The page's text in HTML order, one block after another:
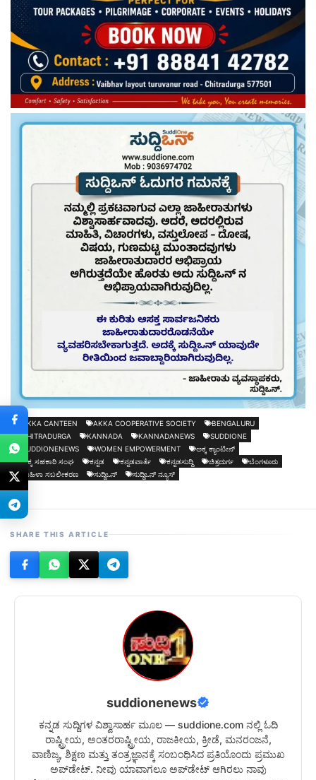
AKKA CANTEEN AKKA COOPERATIVE SOCIETY
BENGALURU
CHITRADURGA
KANNADA KANNADANEWS
SUDDIONE
SUDDIONENEWS
WOMEN EMPOWERMENT
ಅಕ್ಕ ಕ್ಯಾಂಟೀನ್
ಅಕ್ಕ ಸಹಕಾರಿ ಸಂಘ
ಕನ್ನಡ ಕನ್ನಡವಾರ್ತೆ ಕನ್ನಡಸುದ್ದಿ ಚಿತ್ರದುರ್ಗ
ಬೆಂಗಳೂರು
ಮಹಿಳಾ ಸಬಲೀಕರಣ
ಸುದ್ದಿಒನ್ ಸುದ್ದಿಒನ್ ನ್ಯೂಸ್
SHARE THIS ARTICLE
suddionenews
ಕನ್ನಡ ಸುದ್ದಿಗಳ ವಿಶ್ವಾಸಾರ್ಹ ಮೂಲ — suddione.com ನಲ್ಲಿ ಓದಿ
ರಾಷ್ಟ್ರೀಯ, ಅಂತರರಾಷ್ಟ್ರೀಯ, ರಾಜಕೀಯ, ಕ್ರೀಡೆ, ಮನರಂಜನೆ,
ವಾಣಿಜ್ಯ, ಶಿಕ್ಷಣ ಮತ್ತು ತಂತ್ರಜ್ಞಾನಕ್ಕೆ ಸಂಬಂಧಿಸಿದ ಪ್ರತಿಯೊಂದು ಪ್ರಮುಖ
ಅಪ್‌ಡೇಟ್. ನೀವು ಯಾವಾಗಲೂ ಅಪ್‌ಡೇಟ್ ಆಗಿರಲು ನಾವು